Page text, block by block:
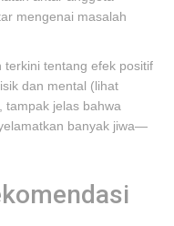
mengenai masalah
terkini tentang efek positif
dan mental (lihat
tampak jelas bahwa
banyak jiwa—